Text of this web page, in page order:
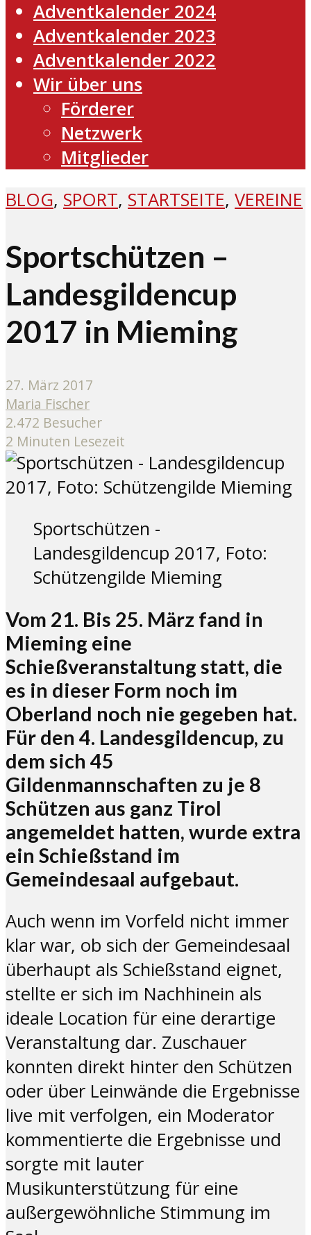
Adventkalender 2024
Adventkalender 2023
Adventkalender 2022
Wir über uns
Förderer
Netzwerk
Mitglieder
BLOG, SPORT, STARTSEITE, VEREINE
Sportschützen –
Landesgildencup
2017 in Mieming
27. März 2017
Maria Fischer
2.472 Besucher
2 Minuten Lesezeit
Sportschützen -
Landesgildencup 2017, Foto:
Schützengilde Mieming
Vom 21. Bis 25. März fand in
Mieming eine
Schießveranstaltung statt, die
es in dieser Form noch im
Oberland noch nie gegeben hat.
Für den 4. Landesgildencup, zu
dem sich 45
Gildenmannschaften zu je 8
Schützen aus ganz Tirol
angemeldet hatten, wurde extra
ein Schießstand im
Gemeindesaal aufgebaut.
Auch wenn im Vorfeld nicht immer
klar war, ob sich der Gemeindesaal
überhaupt als Schießstand eignet,
stellte er sich im Nachhinein als
ideale Location für eine derartige
Veranstaltung dar. Zuschauer
konnten direkt hinter den Schützen
oder über Leinwände die Ergebnisse
live mit verfolgen, ein Moderator
kommentierte die Ergebnisse und
sorgte mit lauter
Musikunterstützung für eine
außergewöhnliche Stimmung im